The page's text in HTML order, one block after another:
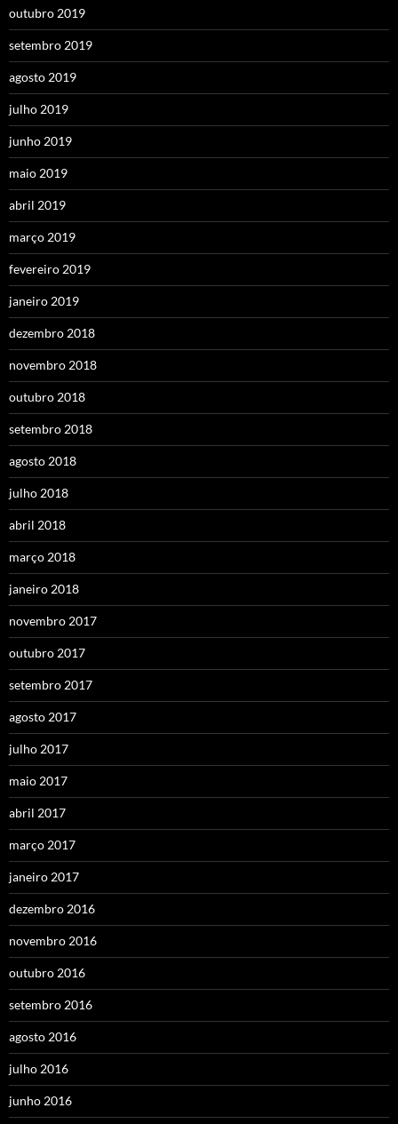
outubro 2019
setembro 2019
agosto 2019
julho 2019
junho 2019
maio 2019
abril 2019
março 2019
fevereiro 2019
janeiro 2019
dezembro 2018
novembro 2018
outubro 2018
setembro 2018
agosto 2018
julho 2018
abril 2018
março 2018
janeiro 2018
novembro 2017
outubro 2017
setembro 2017
agosto 2017
julho 2017
maio 2017
abril 2017
março 2017
janeiro 2017
dezembro 2016
novembro 2016
outubro 2016
setembro 2016
agosto 2016
julho 2016
junho 2016